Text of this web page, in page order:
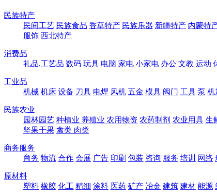
民族特产
民间工艺 民族食品 香草特产 民族乐器 新疆特产 内蒙特
服饰 西北特产
消费品
礼品,工艺品 数码 玩具 电脑 家电 小家电 办公 文教 运动
工业品
机械 机床 设备 刀具 电焊 风机 五金 模具 阀门 工具 泵 机
民族农业
园林园艺 种植业 养殖业 农用物资 农药制剂 农业用具 生
坚果干果 禽类 肉类
商务服务
商务 物流 合作 会展 广告 印刷 包装 咨询 服务 培训 网络
原材料
塑料 橡胶 化工 精细 涂料 医药 矿产 冶金 建筑 建材 能源